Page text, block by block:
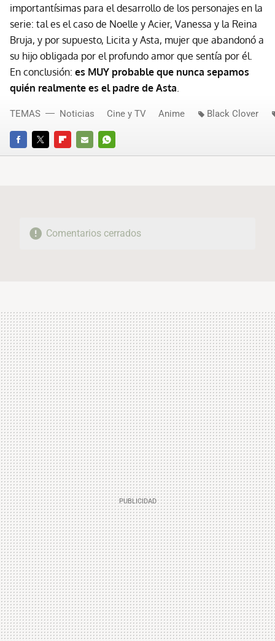
importantísimas para el desarrollo de los personajes en la
serie: tal es el caso de Noelle y Acier, Vanessa y la Reina
Bruja, y por supuesto, Licita y Asta, mujer que abandonó a
su hijo obligada por el profundo amor que sentía por él.
En conclusión: es MUY probable que nunca sepamos
quién realmente es el padre de Asta
FACEBOOKTWITTERFLIPBOARD
E-
WHATSAPP
TEMAS Noticias Cine y TV Anime Black Clover
Comentarios cerrados